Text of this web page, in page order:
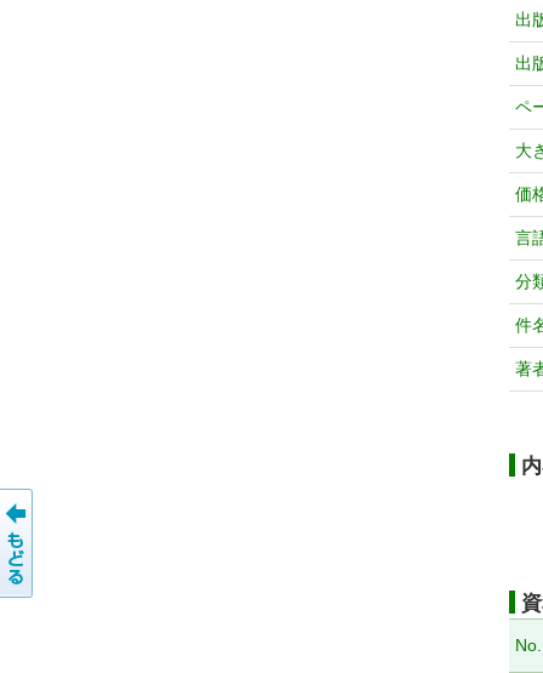
出
出
ペ
大
価
言
分
件
著
No.